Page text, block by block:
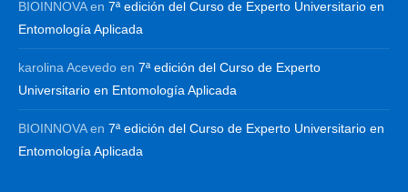
BIOINNOVAen 7ª edición del Curso de Experto Universitario en
Entomología Aplicada
karolina Acevedo en 7ª edición del Curso de Experto
Universitario en Entomología Aplicada
BIOINNOVAen 7ª edición del Curso de Experto Universitario en
Entomología Aplicada